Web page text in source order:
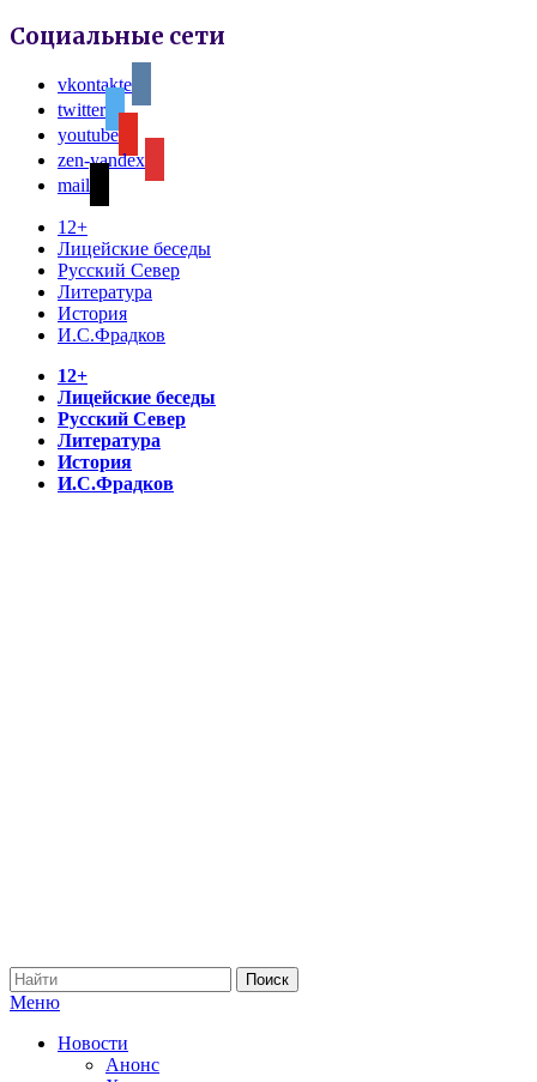
Социальные сети
vkontakte
twitter
youtube
zen-yandex
mail
12+
Лицейские беседы
Русский Север
Литература
История
И.С.Фрадков
12+
Лицейские беседы
Русский Север
Литература
История
И.С.Фрадков
Меню
Новости
Анонс